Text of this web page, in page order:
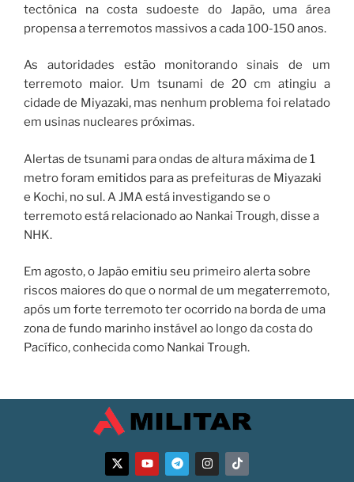
tectônica na costa sudoeste do Japão, uma área
propensa a terremotos massivos a cada 100-150 anos.
As autoridades estão monitorando sinais de um
terremoto maior. Um tsunami de 20 cm atingiu a
cidade de Miyazaki, mas nenhum problema foi relatado
em usinas nucleares próximas.
Alertas de tsunami para ondas de altura máxima de 1
metro foram emitidos para as prefeituras de Miyazaki
e Kochi, no sul. A JMA está investigando se o
terremoto está relacionado ao Nankai Trough, disse a
NHK.
Em agosto, o Japão emitiu seu primeiro alerta sobre
riscos maiores do que o normal de um megaterremoto,
após um forte terremoto ter ocorrido na borda de uma
zona de fundo marinho instável ao longo da costa do
Pacífico, conhecida como Nankai Trough.